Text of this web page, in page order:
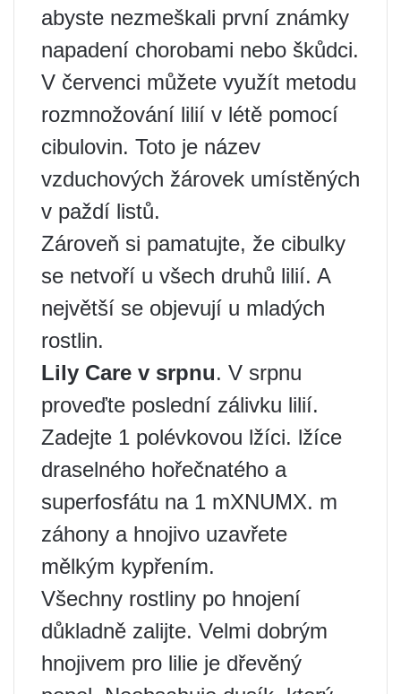
abyste nezmeškali první známky
napadení chorobami nebo škůdci.
V červenci můžete využít metodu
rozmnožování lilií v létě pomocí
cibulovin. Toto je název
vzduchových žárovek umístěných
v paždí listů.
Zároveň si pamatujte, že cibulky
se netvoří u všech druhů lilií. A
největší se objevují u mladých
rostlin.
Lily Care v srpnu. V srpnu
proveďte poslední zálivku lilií.
Zadejte 1 polévkovou lžíci. lžíce
draselného hořečnatého a
superfosfátu na 1 mXNUMX. m
záhony a hnojivo uzavřete
mělkým kypřením.
Všechny rostliny po hnojení
důkladně zalijte. Velmi dobrým
hnojivem pro lilie je dřevěný